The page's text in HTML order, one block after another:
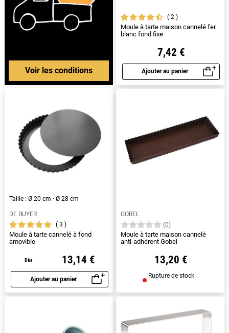
Voir les conditions
2
Moule à tarte maison cannelé fer
blanc fond fixe
7,42 €
Ajouter au panier
Aperçu rapide
Taille : Ø 20 cm · Ø 28 cm
DE BUYER
3
Moule à tarte cannelé à fond
amovible
Dès 13,14 €
Ajouter au panier
Aperçu rapide
GOBEL
(0)
Moule à tarte maison cannelé
anti-adhérent Gobel
13,20 €
Rupture de stock